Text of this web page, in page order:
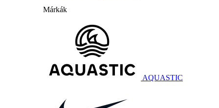
Márkák
AQUASTIC